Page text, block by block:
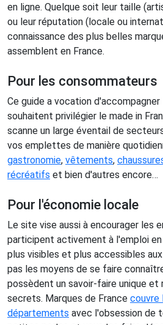
en ligne. Quelque soit leur taille
ou leur réputation (locale ou
connaissance des plus belles
assemblent en France.
Pour les consommateurs
Ce guide a vocation
souhaitent privilégier le made in
scanne un large éventail de
vos emplettes de manière
gastronomie, vêtements,
récréatifs et bien d'autres encore…
Pour l'économie locale
Le site vise aussi à encourager les
participent activement à l'emploi
plus visibles et plus accessibles
pas les moyens de se faire
possèdent un savoir-faire unique
secrets. Marques de France couvre
départements avec l'obsession de